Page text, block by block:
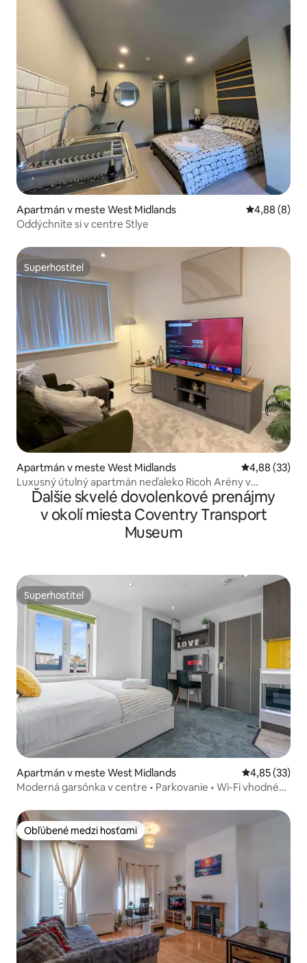
Apartmán v meste West Midlands Priemerné
4,88 (8)
Oddýchnite si v centre Stlye
Superhostiteľ
Superhostiteľ
Apartmán v meste West Midlands Priemerné
4,88 (33)
Luxusný útulný apartmán neďaleko Ricoh Arény v
Coventry
Ďalšie skvelé dovolenkové prenájmy
v okolí miesta Coventry Transport
Museum
Superhostiteľ
Superhostiteľ
Apartmán v meste West Midlands Priemerné
4,85 (33)
Moderná garsónka v centre • Parkovanie • Wi-Fi vhodné
Obľúbené medzi hosťami
Obľúbené medzi hosťami